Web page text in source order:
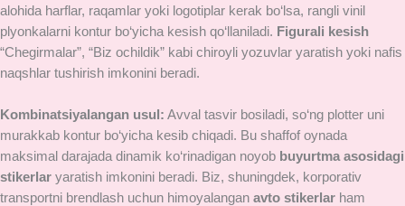
alohida harflar, raqamlar yoki logotiplar kerak bo‘lsa, rangli vinil
plyonkalarni kontur bo‘yicha kesish qo‘llaniladi. Figurali kesish
“Chegirmalar”, “Biz ochildik” kabi chiroyli yozuvlar yaratish yoki nafis
naqshlar tushirish imkonini beradi.
Kombinatsiyalangan usul: Avval tasvir bosiladi, so‘ng plotter uni
murakkab kontur bo‘yicha kesib chiqadi. Bu shaffof oynada
maksimal darajada dinamik ko‘rinadigan noyob buyurtma asosidagi
stikerlar yaratish imkonini beradi. Biz, shuningdek, korporativ
transportni brendlash uchun himoyalangan avto stikerlar ham